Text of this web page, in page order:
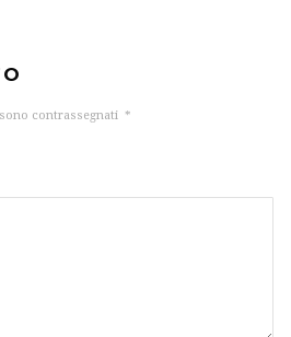
contrassegnati *